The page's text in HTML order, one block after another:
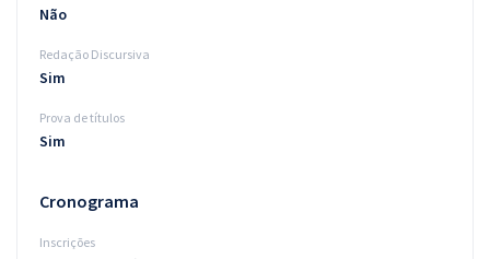
Não
Redação Discursiva
Sim
Prova de títulos
Sim
Cronograma
Inscrições